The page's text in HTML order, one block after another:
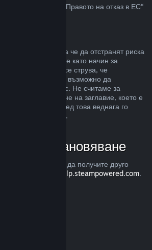
това как действа „Правото на отказ в ЕС“
така че да отстранят риска
в Steam, а не като начин за
игри. Ако ни се струва, че
е възможно да
предлагане за Вас. Не считаме за
възстановяване на заглавие, което е
разпродажба, а след това веднага го
намалената цена.
възстановяване
или да получите друго
help.steampowered.com.